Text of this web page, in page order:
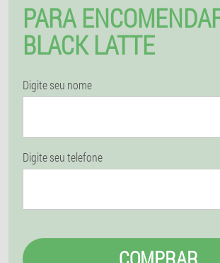
PARA
BLACK LATTE
Digite seu nome
Digite seu telefone